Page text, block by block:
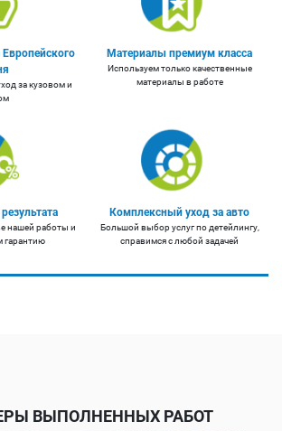
за кузовом и
Материалы премиум класса
Используем только качественные
материалы в работе
нашей работы и
гарантию
Комплексный уход за авто
Большой выбор услуг по детейлингу,
справимся с любой задачей
ВЫПОЛНЕННЫХ РАБОТ